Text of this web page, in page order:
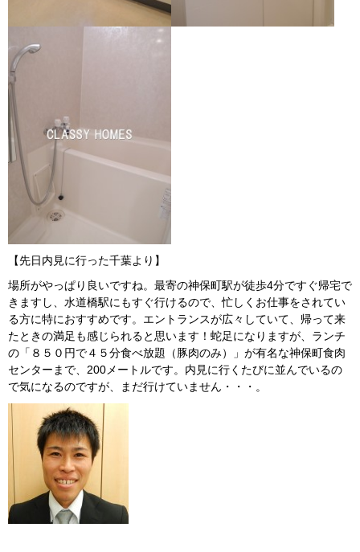
【先日内見に行った千葉より】
場所がやっぱり良いですね。最寄の神保町駅が徒歩4分ですぐ帰宅で
きますし、水道橋駅にもすぐ行けるので、忙しくお仕事をされてい
る方に特におすすめです。エントランスが広々していて、帰って来
たときの満足も感じられると思います！蛇足になりますが、ランチ
の「８５０円で４５分食べ放題（豚肉のみ）」が有名な神保町食肉
センターまで、200メートルです。内見に行くたびに並んでいるの
で気になるのですが、まだ行けていません・・・。